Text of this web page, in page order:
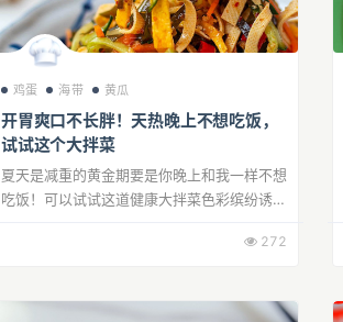
鸡蛋 海带 黄瓜
开胃爽口不长胖！天热晚上不想吃饭，
试试这个大拌菜
夏天是减重的黄金期要是你晚上和我一样不想
吃饭！可以试试这道健康大拌菜色彩缤纷诱
272